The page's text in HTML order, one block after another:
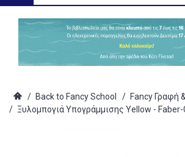
/ Back to Fancy School / Fancy Γραφή
/ Ξυλομπογιά Υπογράμμισης Yellow - Faber-